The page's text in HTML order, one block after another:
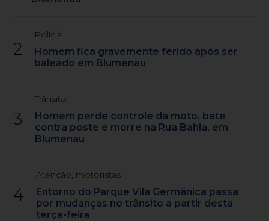
2
Polícia
Homem fica gravemente ferido após ser
baleado em Blumenau
3
Trânsito
Homem perde controle da moto, bate
contra poste e morre na Rua Bahia, em
Blumenau
4
Atenção, motoristas
Entorno do Parque Vila Germânica passa
por mudanças no trânsito a partir desta
terça-feira